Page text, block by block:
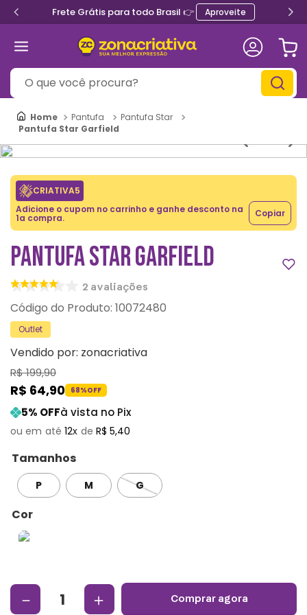
Frete Grátis para todo Brasil 👉 Aproveite
O que você procura?
Pantufa
Pantufa Star
Pantufa Star Garfield
CRIATIVA5
Adicione o cupom no carrinho e ganhe desconto na
1a compra. Copiar
PANTUFA STAR GARFIELD
2 avaliações
: 10072480
Outlet
Vendido por: zonacriativa
R$199,90
R$ 64,90 68%OFF
5% OFFà vista no Pix
12 R$ 5,40
Tamanhos
P M G
Cor
＋
－ comprar agora